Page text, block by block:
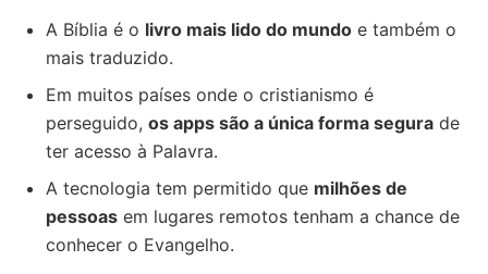
A Bíblia é o livro mais lido do mundo e também o
mais traduzido.
Em muitos países onde o cristianismo é
perseguido, os apps são a única forma segura de
ter acesso à Palavra.
A tecnologia tem permitido que milhões de
pessoas em lugares remotos tenham a chance de
conhecer o Evangelho.